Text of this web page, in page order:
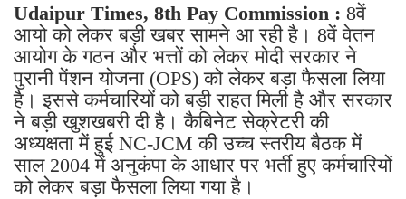
Udaipur Times, 8th Pay Commission : 8वें
आयो को लेकर बड़ी खबर सामने आ रही है। 8वें वेतन
आयोग के गठन और भत्तों को लेकर मोदी सरकार ने
पुरानी पेंशन योजना (OPS) को लेकर बड़ा फैसला लिया
है। इससे कर्मचारियों को बड़ी राहत मिली है और सरकार
ने बड़ी खुशखबरी दी है। कैबिनेट सेक्रेटरी की
अध्यक्षता में हुई NC-JCM की उच्च स्तरीय बैठक में
साल 2004 में अनुकंपा के आधार पर भर्ती हुए कर्मचारियों
को लेकर बड़ा फैसला लिया गया है।